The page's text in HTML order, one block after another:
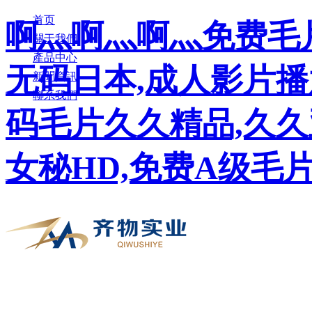
啊灬啊灬啊灬免费
无码日本,成人影片
码毛片久久精品,久
女秘HD,免费A级毛
首页
關于我們
產品中心
新聞資訊
聯系我們